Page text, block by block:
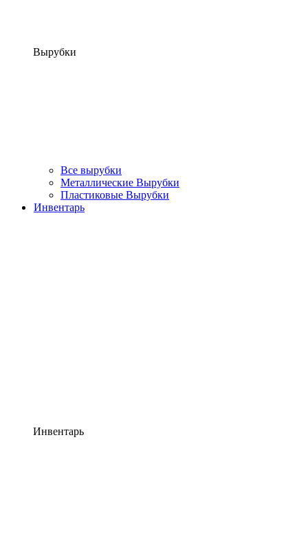
Вырубки
Все вырубки
Металлические Вырубки
Пластиковые Вырубки
Инвентарь
Инвентарь